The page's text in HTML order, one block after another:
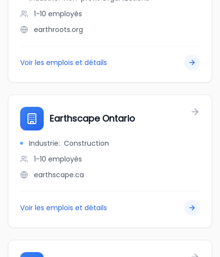
1-10 employés
earthroots.org
Voir les emplois et détails
Earthscape Ontario
Industrie: Construction
1-10 employés
earthscape.ca
Voir les emplois et détails